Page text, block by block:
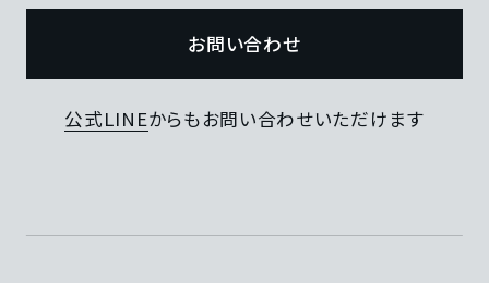
お問い合わせ
公式LINEからもお問い合わせいただけます